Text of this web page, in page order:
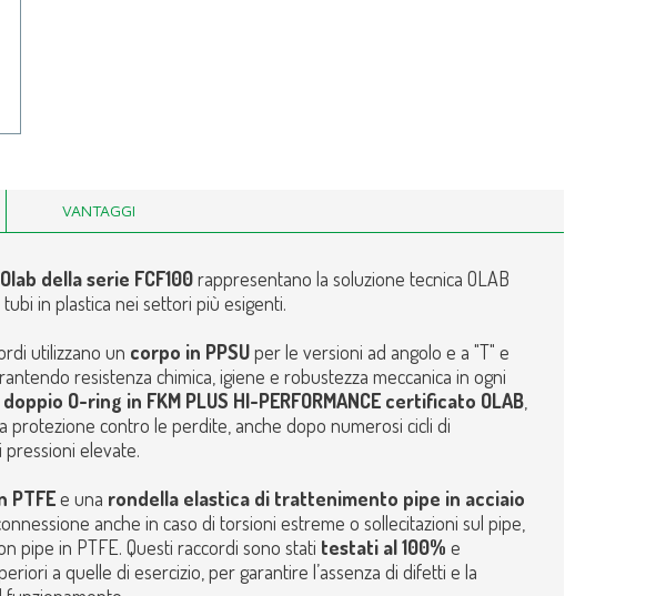
VANTAGGI
della serie FCF100rappresentano la soluzione tecnica OLAB
in plastica nei settori più esigenti.
utilizzano un corpo in PPSUper le versioni ad angolo e a "T" e
resistenza chimica, igiene e robustezza meccanica in ogni
O-ring in FKM PLUS HI-PERFORMANCE certificato OLAB,
protezione contro le perdite, anche dopo numerosi cicli di
pressioni elevate.
PTFEe una rondella elastica di trattenimento pipe in acciaio
anche in caso di torsioni estreme o sollecitazioni sul pipe,
pipe in PTFE. Questi raccordi sono stati testati al 100% e
a quelle di esercizio, per garantire l’assenza di difetti e la